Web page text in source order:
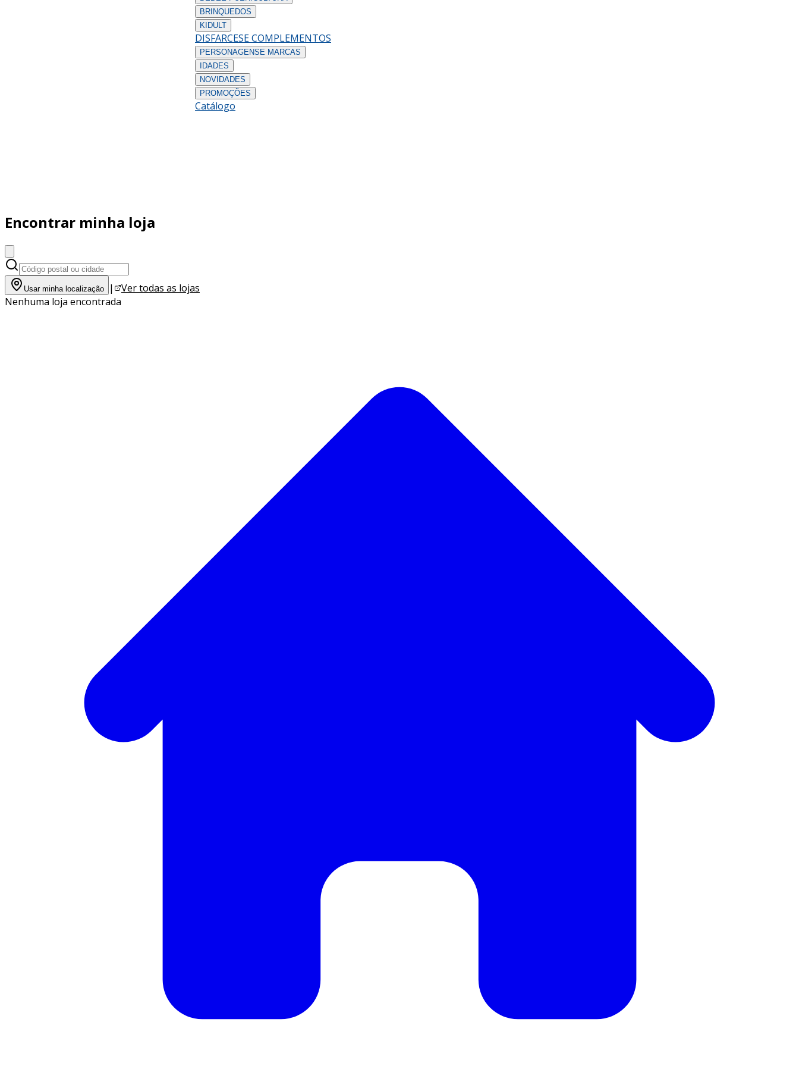
BRINQUEDOS
KIDULT
DISFARCESE COMPLEMENTOS
PERSONAGENS E MARCAS
IDADES
NOVIDADES
PROMOÇÕES
Catálogo
Encontrar minha loja
Usar minha localização |
Ver todas as lojas
Nenhuma loja encontrada